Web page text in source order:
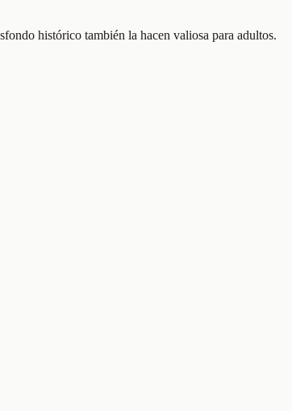
histórico también la hacen valiosa para adultos.